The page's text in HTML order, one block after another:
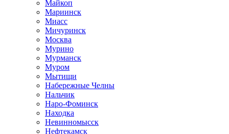
Майкоп
Мариинск
Миасс
Мичуринск
Москва
Мурино
Мурманск
Муром
Мытищи
Набережные Челны
Нальчик
Наро-Фоминск
Находка
Невинномысск
Нефтекамск